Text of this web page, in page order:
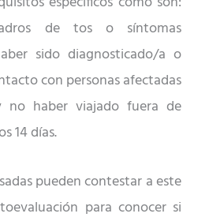
de tos o síntomas
sido diagnosticado/a o
con personas afectadas
no haber viajado fuera de
14 días.
pueden contestar a este
para conocer si